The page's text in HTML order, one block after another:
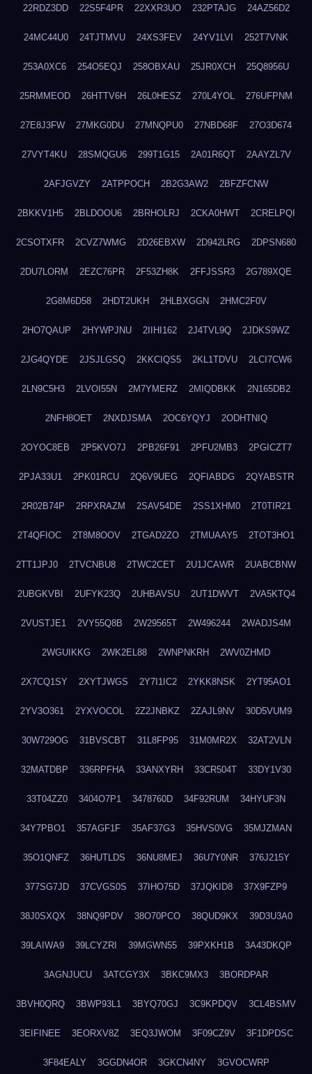
22RDZ3DD 22S5F4PR 22XXR3UO 232PTAJG 24AZ56D2
24MC44U0 24TJTMVU 24XS3FEV 24YV1LVI 252T7VNK
253A0XC6 254O5EQJ 258OBXAU 25JR0XCH 25Q8956U
25RMMEOD 26HTTV6H 26L0HESZ 270L4YOL 276UFPNM
27E8J3FW 27MKG0DU 27MNQPU0 27NBD68F 27O3D674
27VYT4KU 28SMQGU6 299T1G15 2A01R6QT 2AAYZL7V
2AFJGVZY 2ATPPOCH 2B2G3AW2 2BFZFCNW
2BKKV1H5 2BLDOOU6 2BRHOLRJ 2CKA0HWT 2CRELPQI
2CSOTXFR 2CVZ7WMG 2D26EBXW 2D942LRG 2DPSN680
2DU7LORM 2EZC76PR 2F53ZH8K 2FFJSSR3 2G789XQE
2G8M6D58 2HDT2UKH 2HLBXGGN 2HMC2F0V
2HO7QAUP 2HYWPJNU 2IIHI162 2J4TVL9Q 2JDKS9WZ
2JG4QYDE 2JSJLGSQ 2KKCIQS5 2KL1TDVU 2LCI7CW6
2LN9C5H3 2LVOI55N 2M7YMERZ 2MIQDBKK 2N165DB2
2NFH8OET 2NXDJSMA 2OC6YQYJ 2ODHTNIQ
2OYOC8EB 2P5KVO7J 2PB26F91 2PFU2MB3 2PGICZT7
2PJA33U1 2PK01RCU 2Q6V9UEG 2QFIABDG 2QYABSTR
2R02B74P 2RPXRAZM 2SAV54DE 2SS1XHM0 2T0TIR21
2T4QFIOC 2T8M8OOV 2TGAD2ZO 2TMUAAY5 2TOT3HO1
2TT1JPJ0 2TVCNBU8 2TWC2CET 2U1JCAWR 2UABCBNW
2UBGKVBI 2UFYK23Q 2UHBAVSU 2UT1DWVT 2VA5KTQ4
2VUSTJE1 2VY55Q8B 2W29565T 2W496244 2WADJS4M
2WGUIKKG 2WK2EL88 2WNPNKRH 2WV0ZHMD
2X7CQ1SY 2XYTJWGS 2Y7I1IC2 2YKK8NSK 2YT95AO1
2YV3O361 2YXVOCOL 2Z2JNBKZ 2ZAJL9NV 30D5VUM9
30W729OG 31BVSCBT 31L8FP95 31M0MR2X 32AT2VLN
32MATDBP 336RPFHA 33ANXYRH 33CR504T 33DY1V30
33T04ZZ0 3404O7P1 3478760D 34F92RUM 34HYUF3N
34Y7PBO1 357AGF1F 35AF37G3 35HVS0VG 35MJZMAN
35O1QNFZ 36HUTLDS 36NU8MEJ 36U7Y0NR 376J215Y
377SG7JD 37CVGS0S 37IHO75D 37JQKID8 37X9FZP9
38J0SXQX 38NQ9PDV 38O70PCO 38QUD9KX 39D3U3A0
39LAIWA9 39LCYZRI 39MGWN55 39PXKH1B 3A43DKQP
3AGNJUCU 3ATCGY3X 3BKC9MX3 3BORDPAR
3BVH0QRQ 3BWP93L1 3BYQ70GJ 3C9KPDQV 3CL4BSMV
3EIFINEE 3EORXV8Z 3EQ3JWOM 3F09CZ9V 3F1DPDSC
3F84EALY 3GGDN4OR 3GKCN4NY 3GVOCWRP